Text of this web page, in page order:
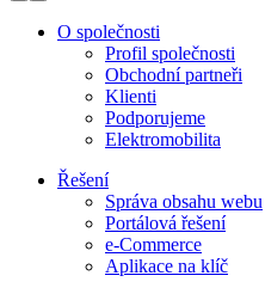
O společnosti
Profil společnosti
Obchodní partneři
Klienti
Podporujeme
Elektromobilita
Řešení
Správa obsahu webu
Portálová řešení
e-Commerce
Aplikace na klíč